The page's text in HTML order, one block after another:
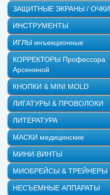
ЗАЩИТНЫЕ ЭКРАНЫ / ОЧКИ
ИНСТРУМЕНТЫ
ИГЛЫ инъекционные
КОРРЕКТОРЫ Профессора
Арсениной
КНОПКИ & MINI MOLD
ЛИГАТУРЫ & ПРОВОЛОКИ
ЛИТЕРАТУРА
МАСКИ медицинские
МИНИ-ВИНТЫ
МИОБРЕЙСЫ & ТРЕЙНЕРЫ
НЕСЪЕМНЫЕ АППАРАТЫ